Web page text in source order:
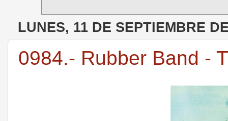
LUNES, 11 DE SEPTIEMBRE
0984.- Rubber Band -